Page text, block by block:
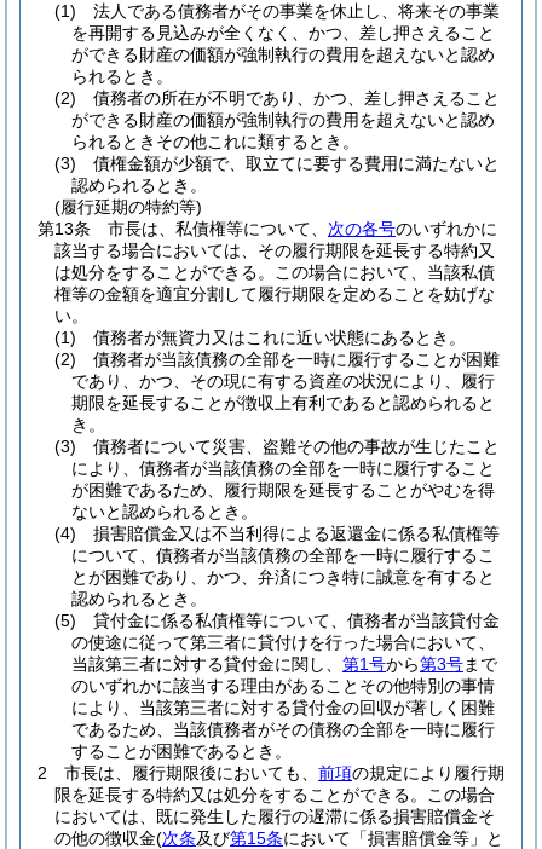
(1)
法人である債務者がその事業を休止し、将来その事業
を再開する見込みが全くなく、かつ、差し押さえること
ができる財産の価額が強制執行の費用を超えないと認め
られるとき。
(2)
債務者の所在が不明であり、かつ、差し押さえること
ができる財産の価額が強制執行の費用を超えないと認め
られるときその他これに類するとき。
(3)
債権金額が少額で、取立てに要する費用に満たないと
認められるとき。
(履行延期の特約等)
第13条
市長は、私債権等について、 次の各号のいずれかに
該当する場合においては、その履行期限を延長する特約又
は処分をすることができる。
この場合において、当該私債
権等の金額を適宜分割して履行期限を定めることを妨げな
い。
(1)
債務者が無資力又はこれに近い状態にあるとき。
(2)
債務者が当該債務の全部を一時に履行することが困難
であり、かつ、その現に有する資産の状況により、履行
期限を延長することが徴収上有利であると認められると
き。
(3)
債務者について災害、盗難その他の事故が生じたこと
により、債務者が当該債務の全部を一時に履行すること
が困難であるため、履行期限を延長することがやむを得
ないと認められるとき。
(4)
損害賠償金又は不当利得による返還金に係る私債権等
について、債務者が当該債務の全部を一時に履行するこ
とが困難であり、かつ、弁済につき特に誠意を有すると
認められるとき。
(5)
貸付金に係る私債権等について、債務者が当該貸付金
の使途に従って第三者に貸付けを行った場合において、
当該第三者に対する貸付金に関し、 第1号から第3号まで
のいずれかに該当する理由があることその他特別の事情
により、当該第三者に対する貸付金の回収が著しく困難
であるため、当該債務者がその債務の全部を一時に履行
することが困難であるとき。
2
市長は、履行期限後においても、 前項の規定により履行期
限を延長する特約又は処分をすることができる。
この場合
においては、既に発生した履行の遅滞に係る損害賠償金そ
の他の徴収金(次条及び第15条において「損害賠償金等」と